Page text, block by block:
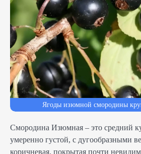
Ягоды изюмной смородины
Смородина Изюмная – это средний
умеренно густой, с дугообразными
коричневая, покрытая почти